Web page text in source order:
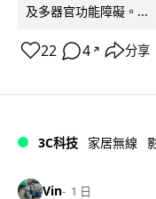
及多器官功能障礙。...
22 4 ↗ 分享
3C科技 家居無線
Vin 1 日